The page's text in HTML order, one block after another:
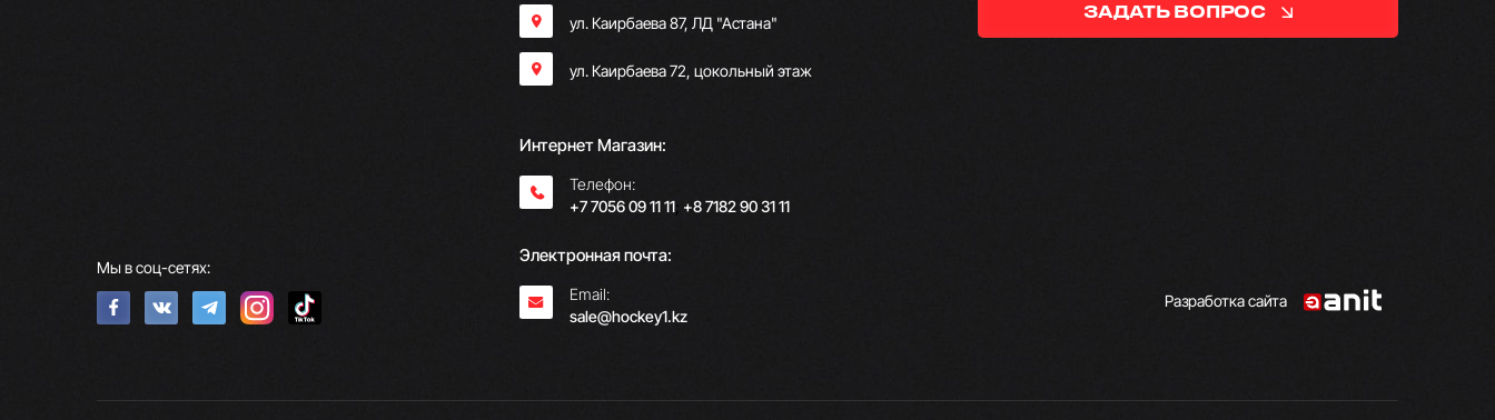
Мы в соц-сетях:
ул. Каирбаева 87, ЛД "Астана"
ул. Каирбаева 72, цокольный этаж
Интернет Магазин:
Телефон:
+7 7056 09 11 11; +8 7182 90 31 11
Электронная почта:
Email:
sale@hockey1.kz
ЗАДАТЬ ВОПРОС
Разработка сайта